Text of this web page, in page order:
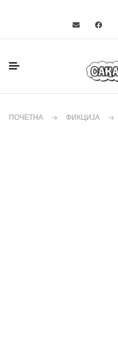
ПОЧЕТНА ФИКЦИЈА